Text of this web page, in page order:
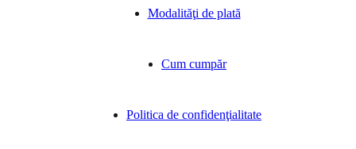
Modalităţi de plată
Cum cumpăr
Politica de confidenţialitate